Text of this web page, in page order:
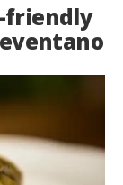
friendly